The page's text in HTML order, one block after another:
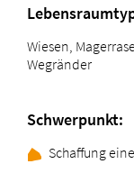
Wiesen,
Wegränder
Schwerpunkt:
Schaffung